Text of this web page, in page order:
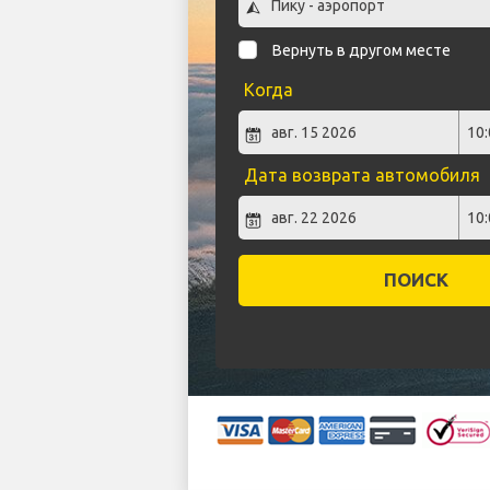
Вернуть в другом месте
Когда
Дата возврата автомобиля
ПОИСК